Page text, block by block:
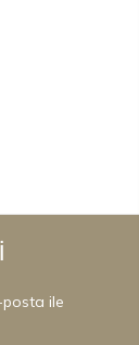
posta ile